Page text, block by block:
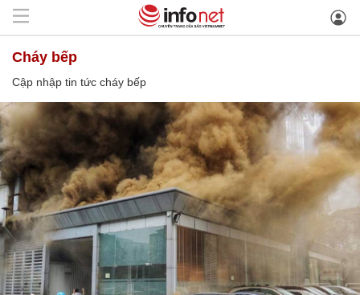
cháy bếp
Cập nhập tin tức cháy bếp